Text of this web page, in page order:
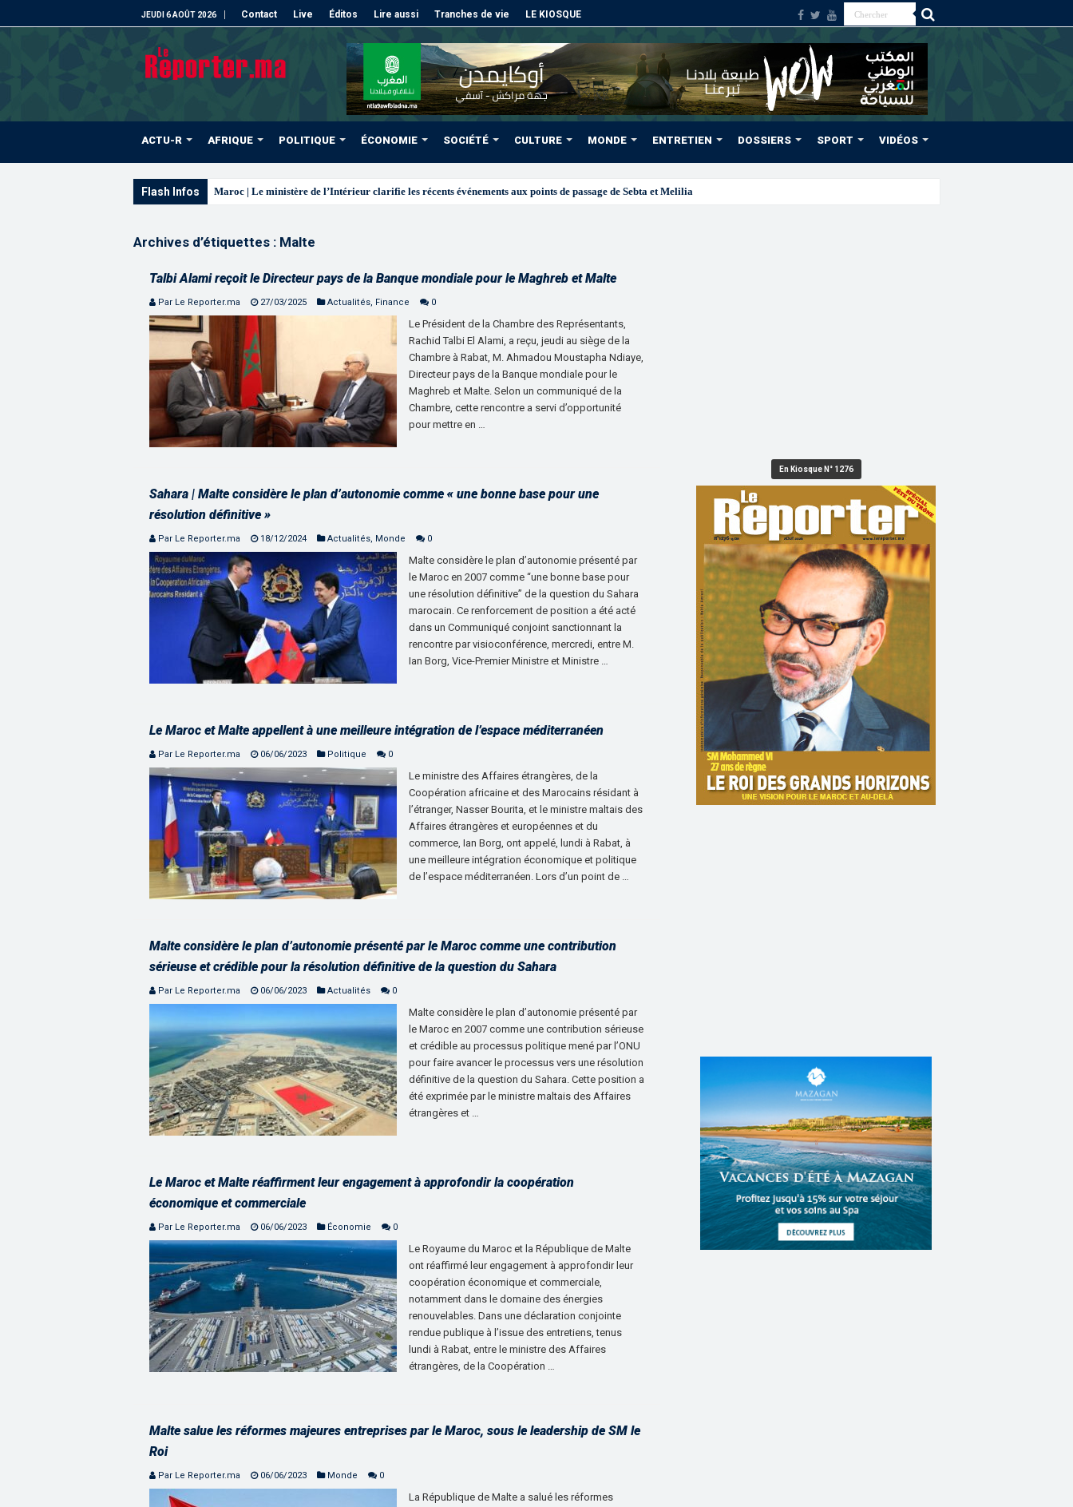
JEUDI 6 AOÛT 2026 Contact Live Éditos Lire aussi Tranches de vie LE KIOSQUE
ACTU-R AFRIQUE POLITIQUE ÉCONOMIE SOCIÉTÉ CULTURE MONDE ENTRETIEN DOSSIERS SPORT VIDÉOS
Flash Infos La voie express Tiznit-Dakhla “Donal
Archives d’étiquettes : Malte
Talbi Alami reçoit le Directeur pays de la Banque mondiale pour le Maghreb et Malte
Par Le Reporter.ma 27/03/2025 Actualités, Finance 0
Le Président de la Chambre des Représentants,
Rachid Talbi El Alami, a reçu, jeudi au siège de la
Chambre à Rabat, M. Ahmadou Moustapha Ndiaye,
Directeur pays de la Banque mondiale pour le
Maghreb et Malte. Selon un communiqué de la
Chambre, cette rencontre a servi d’opportunité
pour mettre en …
Sahara | Malte considère le plan d’autonomie comme « une bonne base pour une
résolution définitive »
Par Le Reporter.ma 18/12/2024 Actualités, Monde 0
Malte considère le plan d’autonomie présenté par
le Maroc en 2007 comme “une bonne base pour
une résolution définitive” de la question du Sahara
marocain. Ce renforcement de position a été acté
dans un Communiqué conjoint sanctionnant la
rencontre par visioconférence, mercredi, entre M.
Ian Borg, Vice-Premier Ministre et Ministre …
Le Maroc et Malte appellent à une meilleure intégration de l’espace méditerranéen
Par Le Reporter.ma 06/06/2023 Politique 0
Le ministre des Affaires étrangères, de la
Coopération africaine et des Marocains résidant à
l’étranger, Nasser Bourita, et le ministre maltais des
Affaires étrangères et européennes et du
commerce, Ian Borg, ont appelé, lundi à Rabat, à
une meilleure intégration économique et politique
de l’espace méditerranéen. Lors d’un point de …
Malte considère le plan d’autonomie présenté par le Maroc comme une contribution
sérieuse et crédible pour la résolution définitive de la question du Sahara
Par Le Reporter.ma 06/06/2023 Actualités 0
Malte considère le plan d’autonomie présenté par
le Maroc en 2007 comme une contribution sérieuse
et crédible au processus politique mené par l’ONU
pour faire avancer le processus vers une résolution
définitive de la question du Sahara. Cette position a
été exprimée par le ministre maltais des Affaires
étrangères et …
Le Maroc et Malte réaffirment leur engagement à approfondir la coopération
économique et commerciale
Par Le Reporter.ma 06/06/2023 Économie 0
Le Royaume du Maroc et la République de Malte
ont réaffirmé leur engagement à approfondir leur
coopération économique et commerciale,
notamment dans le domaine des énergies
renouvelables. Dans une déclaration conjointe
rendue publique à l’issue des entretiens, tenus
lundi à Rabat, entre le ministre des Affaires
étrangères, de la Coopération …
Malte salue les réformes majeures entreprises par le Maroc, sous le leadership de SM le
Roi
Par Le Reporter.ma 06/06/2023 Monde 0
La République de Malte a salué les réformes
En Kiosque N° 1276